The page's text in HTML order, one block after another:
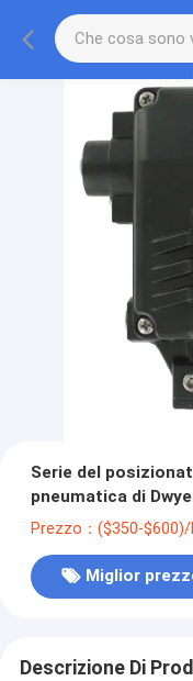
Serie del
pneumatica di Dwyer
Prezzo：($350-$600)/
Miglior
Descrizione Di